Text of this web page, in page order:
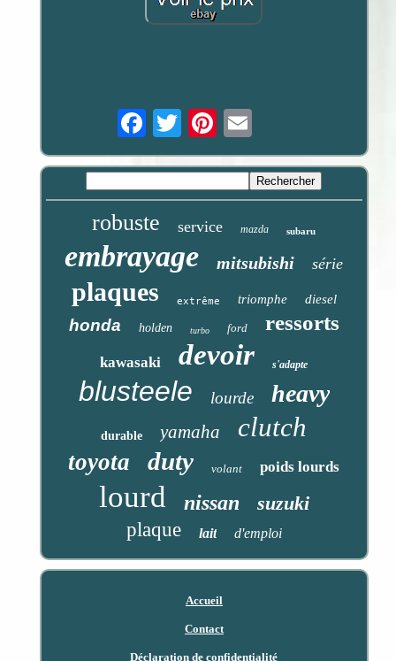
Email
robuste service mazda subaru
embrayage mitsubishi série
plaques extrême triomphe diesel
honda holden turbo ford ressorts
kawasaki devoir s'adapte
blusteele lourde heavy
durable yamaha clutch
toyota duty volant poids lourds
lourd nissan
suzuki
plaque
lait d'emploi
Accueil
Contact
Déclaration de confidentialité